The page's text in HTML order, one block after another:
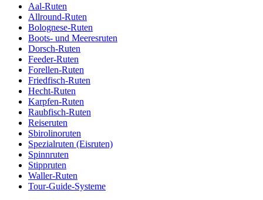
Aal-Ruten
Allround-Ruten
Bolognese-Ruten
Boots- und Meeresruten
Dorsch-Ruten
Feeder-Ruten
Forellen-Ruten
Friedfisch-Ruten
Hecht-Ruten
Karpfen-Ruten
Raubfisch-Ruten
Reiseruten
Sbirolinoruten
Spezialruten (Eisruten)
Spinnruten
Stippruten
Waller-Ruten
Tour-Guide-Systeme